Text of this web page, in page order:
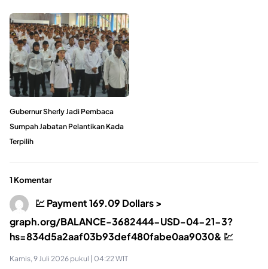
Gubernur Sherly Jadi Pembaca
Sumpah Jabatan Pelantikan Kada
Terpilih
1 Komentar
💹 Payment 169.09 Dollars >
graph.org/BALANCE-3682444-USD-04-21-3?
hs=834d5a2aaf03b93def480fabe0aa9030& 💹
Kamis, 9 Juli 2026 pukul | 04:22 WIT